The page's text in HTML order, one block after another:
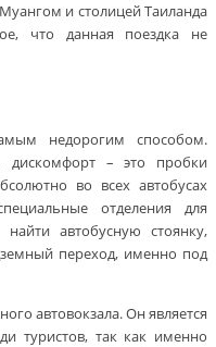
и столицей Таиланда
что данная поездка не
недорогим способом.
дискомфорт – это пробки
во всех автобусах
отделения для
автобусную стоянку,
переход, именно под
автовокзала. Он является
туристов, так как именно